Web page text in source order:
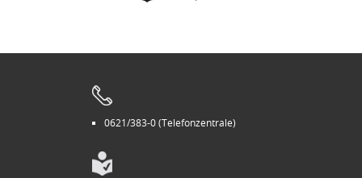
0621/383-0 (Telefonzentrale)